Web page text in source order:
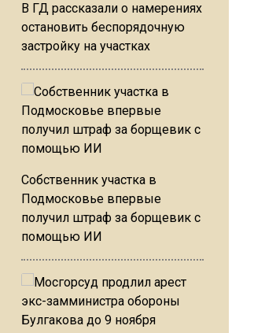
В ГД рассказали о намерениях
остановить беспорядочную
застройку на участках
Собственник участка в
Подмосковье впервые
получил штраф за борщевик с
помощью ИИ